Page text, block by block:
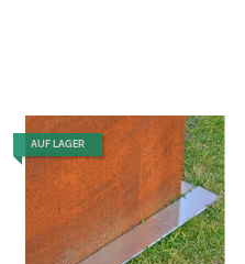
AUF LAGER